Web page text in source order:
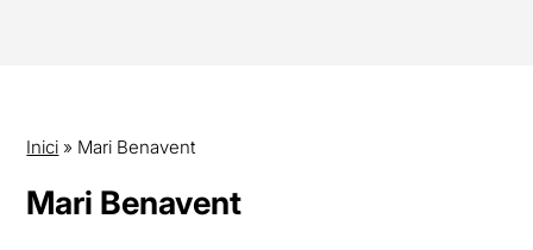
Inici » Mari Benavent
Mari Benavent